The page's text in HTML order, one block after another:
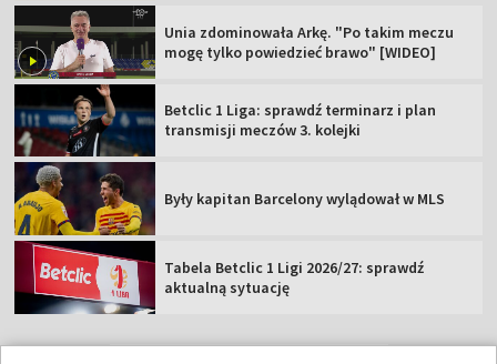
Unia zdominowała Arkę. "Po takim meczu
mogę tylko powiedzieć brawo" [WIDEO]
Betclic 1 Liga: sprawdź terminarz i plan
transmisji meczów 3. kolejki
Były kapitan Barcelony wylądował w MLS
Tabela Betclic 1 Ligi 2026/27: sprawdź
aktualną sytuację